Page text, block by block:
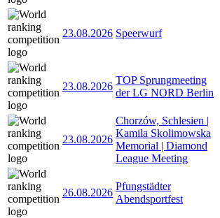
23.08.2026 Speerwurf
23.08.2026
TOP Sprungmeeting
der LG NORD Berlin
23.08.2026
Chorzów, Schlesien |
Kamila Skolimowska
Memorial | Diamond
League Meeting
26.08.2026
Pfungstädter
Abendsportfest